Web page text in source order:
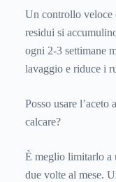
Un controllo veloce
residui si
ogni 2-3 settimane
lavaggio e riduce i
Posso usare
calcare?
È meglio limitarlo a
due volte al mese.